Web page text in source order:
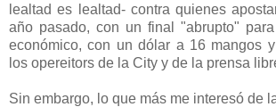
lealtad es lealtad- contra quienes
año pasado, con un final "abrupto"
económico, con un dólar a 16 mangos
los opereitors de la City y de la prensa
Sin embargo, lo que más me interesó de